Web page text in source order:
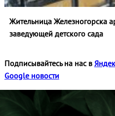
Жительница Железногорска
заведующей детского сада
Подписывайтесь на нас в
Google новости